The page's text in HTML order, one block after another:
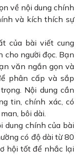
về nội dung chính
và kích thích sự
của bài viết cung
cho người đọc. Bạn
văn ngắn gọn và
phân cấp và sắp
Nội dung cần
tin, chính xác, có
bôi dài.
dung chính của bài
có độ dài từ 80
hội tốt để nhắc lại